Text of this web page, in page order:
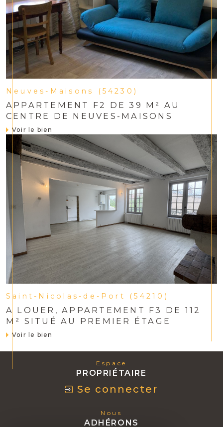
Neuves-Maisons (54230)
APPARTEMENT F2 DE 39 M² AU
CENTRE DE NEUVES-MAISONS
Voir le bien
Saint-Nicolas-de-Port (54210)
A LOUER, APPARTEMENT F3 DE 112
M² SITUÉ AU PREMIER ÉTAGE
Voir le bien
Espace
PROPRIÉTAIRE
Se connecter
Nous
ADHÉRONS